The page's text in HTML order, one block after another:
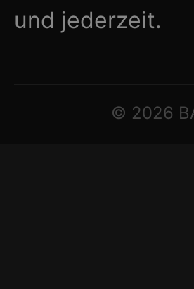
und jederzeit.
© 2026